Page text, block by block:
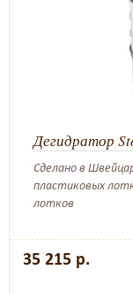
Дегидратор
Сделано в
пластиковых
лотков
35 215 р.